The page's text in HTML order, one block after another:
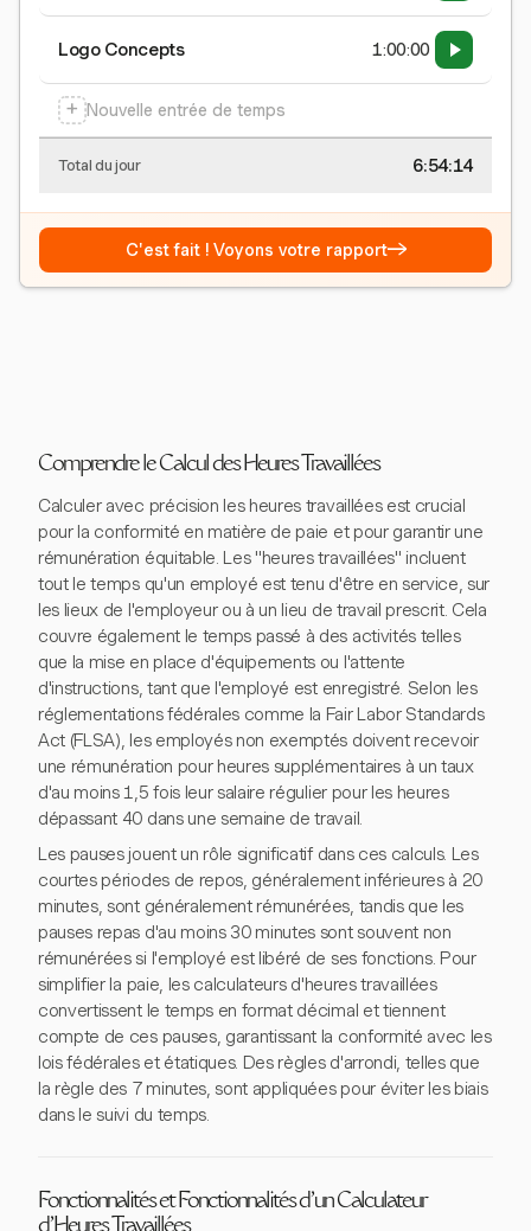
Logo Concepts 1:00:00
+ Nouvelle entrée de temps
Total du jour 6:54:15
C'est fait ! Voyons votre rapport→
Comprendre le Calcul des Heures Travaillées
Calculer avec précision les heures travaillées est crucial
pour la conformité en matière de paie et pour garantir une
rémunération équitable. Les "heures travaillées" incluent
tout le temps qu'un employé est tenu d'être en service, sur
les lieux de l'employeur ou à un lieu de travail prescrit. Cela
couvre également le temps passé à des activités telles
que la mise en place d'équipements ou l'attente
d'instructions, tant que l'employé est enregistré. Selon les
réglementations fédérales comme la Fair Labor Standards
Act (FLSA), les employés non exemptés doivent recevoir
une rémunération pour heures supplémentaires à un taux
d'au moins 1,5 fois leur salaire régulier pour les heures
dépassant 40 dans une semaine de travail.
Les pauses jouent un rôle significatif dans ces calculs. Les
courtes périodes de repos, généralement inférieures à 20
minutes, sont généralement rémunérées, tandis que les
pauses repas d'au moins 30 minutes sont souvent non
rémunérées si l'employé est libéré de ses fonctions. Pour
simplifier la paie, les calculateurs d'heures travaillées
convertissent le temps en format décimal et tiennent
compte de ces pauses, garantissant la conformité avec les
lois fédérales et étatiques. Des règles d'arrondi, telles que
la règle des 7 minutes, sont appliquées pour éviter les biais
dans le suivi du temps.
Fonctionnalités et Fonctionnalités d'un Calculateur